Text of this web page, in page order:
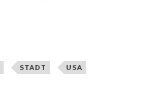
STADT USA